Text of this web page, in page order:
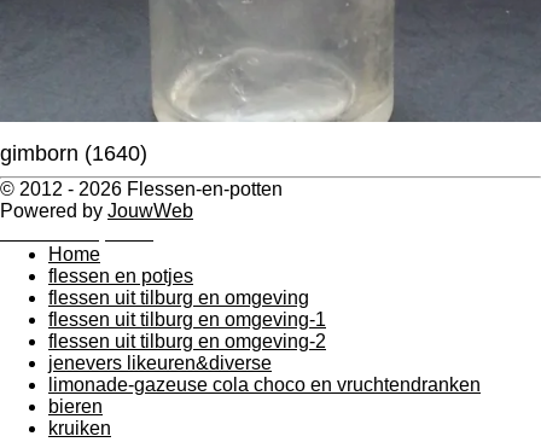
gimborn (1640)
© 2012 - 2026 Flessen-en-potten
Powered by JouwWeb
Home
flessen en potjes
flessen uit tilburg en omgeving
flessen uit tilburg en omgeving-1
flessen uit tilburg en omgeving-2
jenevers likeuren&diverse
limonade-gazeuse cola choco en vruchtendranken
bieren
kruiken